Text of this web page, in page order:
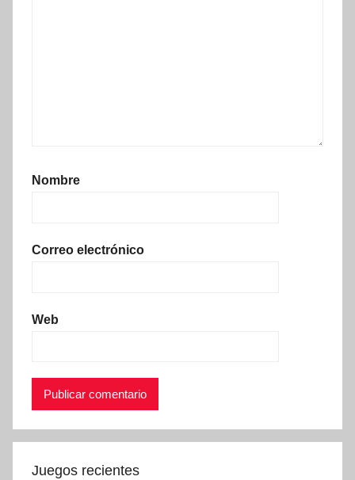
Nombre
Correo electrónico
Web
Juegos recientes